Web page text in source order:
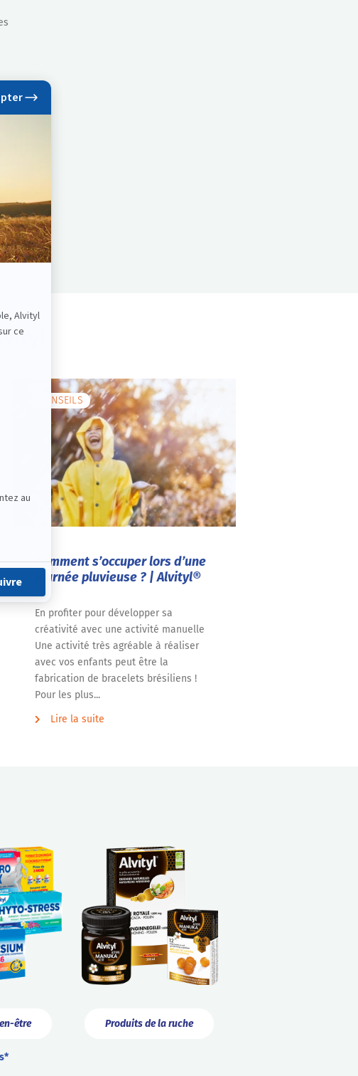
CONSEILS
Comment s’occuper lors d’une
journée pluvieuse ? | Alvityl®
En profiter pour développer sa
créativité avec une activité manuelle
Une activité très agréable à réaliser
avec vos enfants peut être la
fabrication de bracelets brésiliens !
Pour les plus...
Lire la suite
être Produits de la ruche